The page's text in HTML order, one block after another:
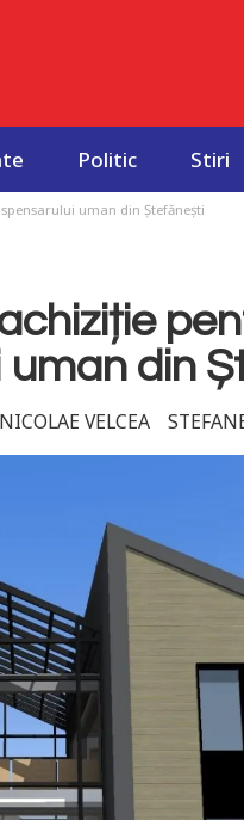
Politic Stiri
uman din Ștefănești
din
NICOLAE VELCEA